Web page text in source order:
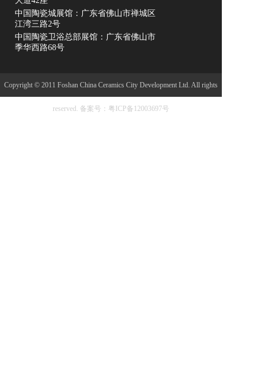
中国陶瓷城展馆：广东省佛山市禅城区
江湾三路2号
中国陶瓷卫浴总部展馆：广东省佛山市
季华西路68号
Copyright © 2011 Foshan China Ceramics City Development Ltd. All rights
reserved. 备案号：粤ICP备12003697号